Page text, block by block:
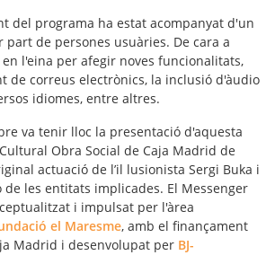
del programa ha estat acompanyat d'un
de persones usuàries. De cara a
l'eina per afegir noves funcionalitats,
de correus electrònics, la inclusió d'àudio
idiomes, entre altres.
va tenir lloc la presentació d'aquesta
Obra Social de Caja Madrid de
actuació de l’il lusionista Sergi Buka i
les entitats implicades. El Messenger
i impulsat per l'àrea
el Maresme, amb el finançament
Madrid i desenvolupat per BJ-